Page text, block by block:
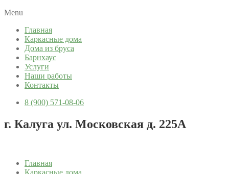
Menu
Главная
Каркасные дома
Дома из бруса
Барнхаус
Услуги
Наши работы
Контакты
8 (900) 571-08-06
г. Калуга ул. Московская д. 225А
Главная
Каркасные дома